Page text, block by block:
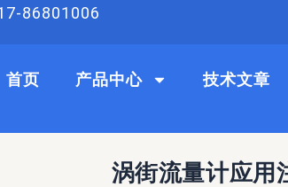
86801006
首页 产品中心 技术文章
涡街流量计应用